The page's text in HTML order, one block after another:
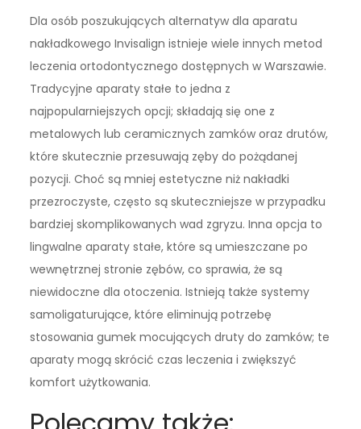
Dla osób poszukujących alternatyw dla aparatu
nakładkowego Invisalign istnieje wiele innych metod
leczenia ortodontycznego dostępnych w Warszawie.
Tradycyjne aparaty stałe to jedna z
najpopularniejszych opcji; składają się one z
metalowych lub ceramicznych zamków oraz drutów,
które skutecznie przesuwają zęby do pożądanej
pozycji. Choć są mniej estetyczne niż nakładki
przezroczyste, często są skuteczniejsze w przypadku
bardziej skomplikowanych wad zgryzu. Inna opcja to
lingwalne aparaty stałe, które są umieszczane po
wewnętrznej stronie zębów, co sprawia, że są
niewidoczne dla otoczenia. Istnieją także systemy
samoligaturujące, które eliminują potrzebę
stosowania gumek mocujących druty do zamków; te
aparaty mogą skrócić czas leczenia i zwiększyć
komfort użytkowania.